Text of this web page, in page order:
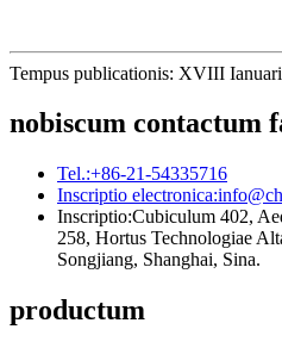
Tempus publicationis: XVIII
nobiscum contactum
Tel.:+86-21-54335716
Inscriptio electronica:
Inscriptio:Cubiculum 402,
258, Hortus Technologiae
Songjiang, Shanghai, Sina.
productum